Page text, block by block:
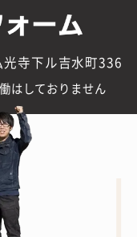
寺下ル吉水町336
はしておりません